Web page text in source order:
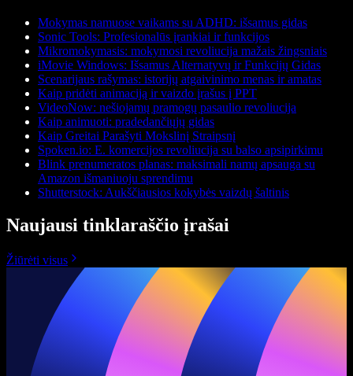
Mokymas namuose vaikams su ADHD: išsamus gidas
Sonic Tools: Profesionalūs įrankiai ir funkcijos
Mikromokymasis: mokymosi revoliucija mažais žingsniais
iMovie Windows: Išsamus Alternatyvų ir Funkcijų Gidas
Scenarijaus rašymas: istorijų atgaivinimo menas ir amatas
Kaip pridėti animaciją ir vaizdo įrašus į PPT
VideoNow: nešiojamų pramogų pasaulio revoliucija
Kaip animuoti: pradedančiųjų gidas
Kaip Greitai Parašyti Mokslinį Straipsnį
Spoken.io: E. komercijos revoliucija su balso apsipirkimu
Blink prenumeratos planas: maksimali namų apsauga su
Amazon išmaniuoju sprendimu
Shutterstock: Aukščiausios kokybės vaizdų šaltinis
Naujausi tinklaraščio įrašai
Žiūrėti visus